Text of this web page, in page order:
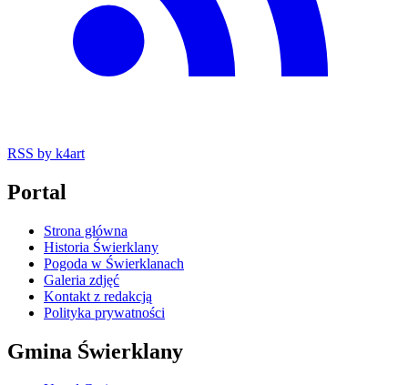
RSS by k4art
Portal
Strona główna
Historia Świerklany
Pogoda w Świerklanach
Galeria zdjęć
Kontakt z redakcją
Polityka prywatności
Gmina Świerklany